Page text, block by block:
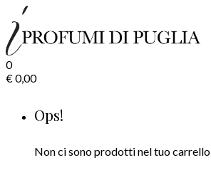
0
€0,00
Ops!
Non ci sono prodotti nel tuo carrello